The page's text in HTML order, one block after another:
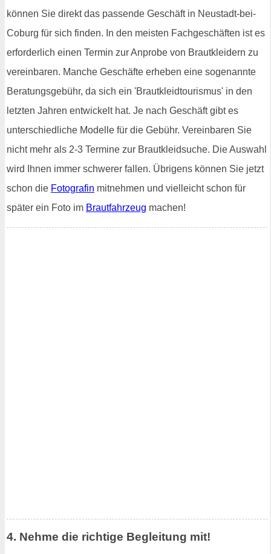
können Sie direkt das passende Geschäft in Neustadt-bei-
Coburg für sich finden. In den meisten Fachgeschäften ist es
erforderlich einen Termin zur Anprobe von Brautkleidern zu
vereinbaren. Manche Geschäfte erheben eine sogenannte
Beratungsgebühr, da sich ein 'Brautkleidtourismus' in den
letzten Jahren entwickelt hat. Je nach Geschäft gibt es
unterschiedliche Modelle für die Gebühr. Vereinbaren Sie
nicht mehr als 2-3 Termine zur Brautkleidsuche. Die Auswahl
wird Ihnen immer schwerer fallen. Übrigens können Sie jetzt
schon die Fotografin mitnehmen und vielleicht schon für
später ein Foto im Brautfahrzeug machen!
4. Nehme die richtige Begleitung mit!